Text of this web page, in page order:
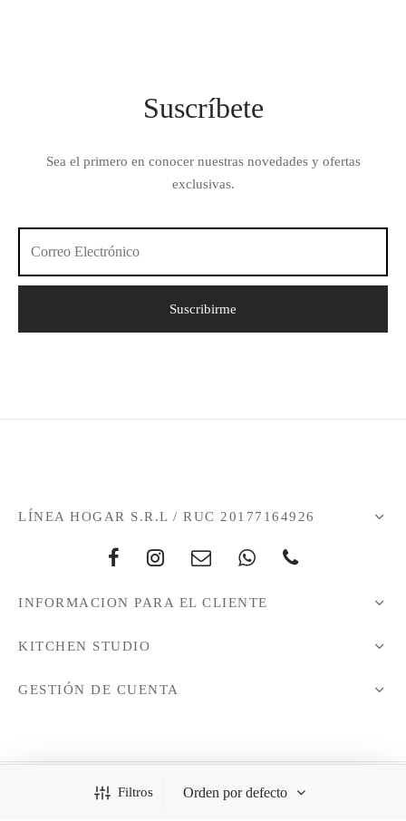
Filtros
Suscríbete
Sea el primero en conocer nuestras novedades y ofertas
exclusivas.
LÍNEA HOGAR S.R.L / RUC 20177164926
INFORMACION PARA EL CLIENTE
KITCHEN STUDIO
GESTIÓN DE CUENTA